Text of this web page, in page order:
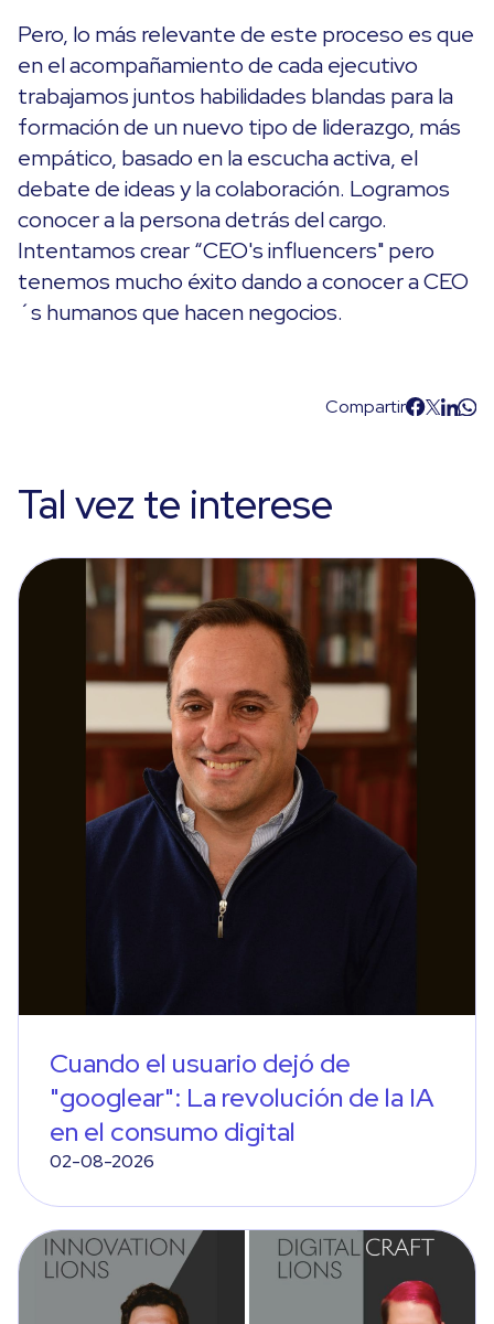
Pero, lo más relevante de este proceso es que
en el acompañamiento de cada ejecutivo
trabajamos juntos habilidades blandas para la
formación de un nuevo tipo de liderazgo, más
empático, basado en la escucha activa, el
debate de ideas y la colaboración. Logramos
conocer a la persona detrás del cargo.
Intentamos crear “CEO's influencers" pero
tenemos mucho éxito dando a conocer a CEO
´s humanos que hacen negocios.
Compartir
Tal vez te interese
Cuando el usuario dejó de
"googlear": La revolución de la IA
en el consumo digital
02-08-2026